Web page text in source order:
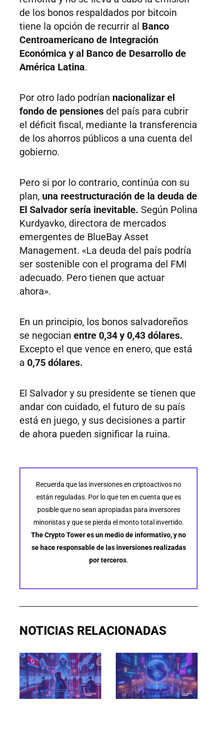
de los bonos respaldados por bitcoin
tiene la opción de recurrir al Banco
Centroamericano de Integración
Económica y al Banco de Desarrollo de
América Latina.
Por otro lado podrían nacionalizar el
fondo de pensiones del país para cubrir
el déficit fiscal, mediante la transferencia
de los ahorros públicos a una cuenta del
gobierno.
Pero si por lo contrario, continúa con su
plan, una reestructuración de la deuda de
El Salvador sería inevitable. Según Polina
Kurdyavko, directora de mercados
emergentes de BlueBay Asset
Management. «La deuda del país podría
ser sostenible con el programa del FMI
adecuado. Pero tienen que actuar
ahora».
En un principio, los bonos salvadoreños
se negocian entre 0,34 y 0,43 dólares.
Excepto el que vence en enero, que está
a 0,75 dólares.
El Salvador y su presidente se tienen que
andar con cuidado, el futuro de su país
está en juego, y sus decisiones a partir
de ahora pueden significar la ruina.
Recuerda que las inversiones en criptoactivos no
están reguladas. Por lo que ten en cuenta que es
posible que no sean apropiadas para inversores
minoristas y que se pierda el monto total invertido.
The Crypto Tower es un medio de informativo, y no
se hace responsable de las inversiones realizadas
por terceros.
NOTICIAS RELACIONADAS